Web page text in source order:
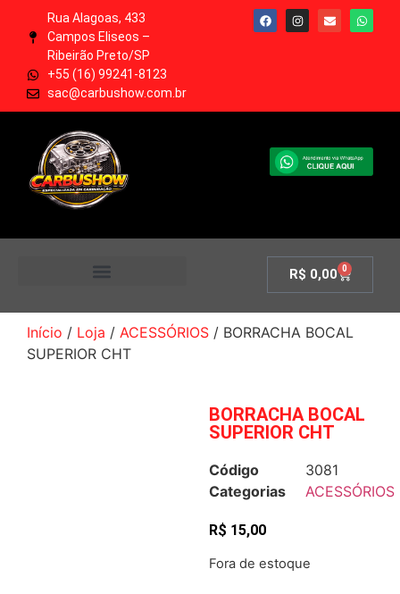
Rua Alagoas, 433
Campos Eliseos –
Ribeirão Preto/SP
+55 (16) 99241-8123
sac@carbushow.com.br
R$ 0,00 0
Início / Loja / ACESSÓRIOS / BORRACHA BOCAL
SUPERIOR CHT
BORRACHA BOCAL
SUPERIOR CHT
Código
3081
Categorias
ACESSÓRIOS
R$ 15,00
Fora de estoque